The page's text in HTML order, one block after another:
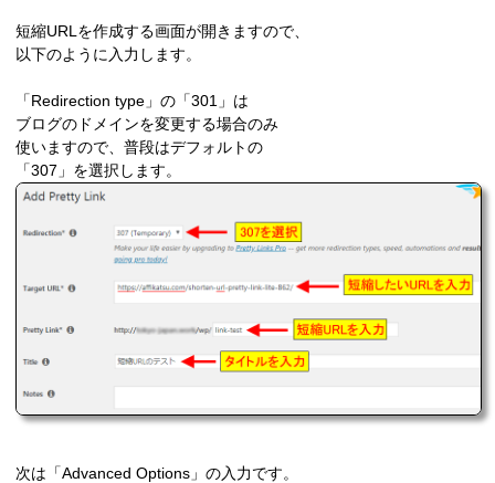
短縮URLを作成する画面が開きますので、
以下のように入力します。
「Redirection type」の「301」は
ブログのドメインを変更する場合のみ
使いますので、普段はデフォルトの
「307」を選択します。
次は「Advanced Options」の入力です。